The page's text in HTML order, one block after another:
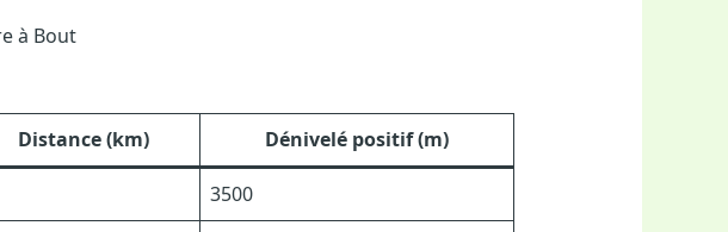
à Bout
Distance (km) Dénivelé positif (m)
3500